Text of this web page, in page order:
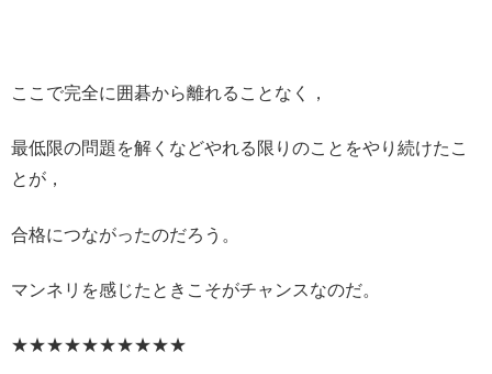
ここで完全に囲碁から離れることなく，
最低限の問題を解くなどやれる限りのことをやり続けたこ
とが，
合格につながったのだろう。
マンネリを感じたときこそがチャンスなのだ。
★★★★★★★★★★